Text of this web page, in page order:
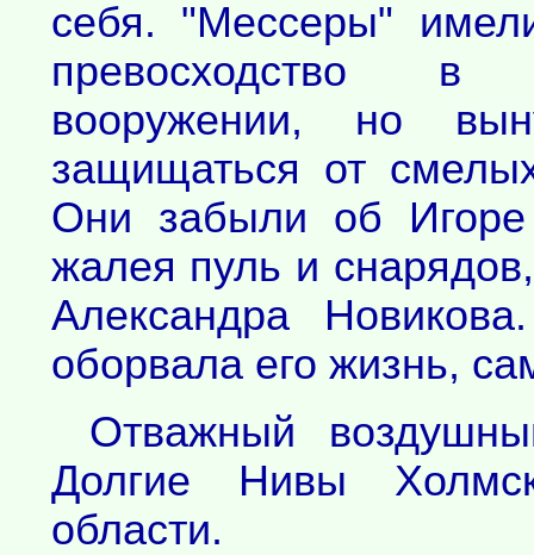
себя. "Мессеры"
превосходство
вооружении, но
защищаться от
Они забыли об
жалея пуль и
Александра
оборвала его жизнь,
Отважный
Долгие Нивы
области.